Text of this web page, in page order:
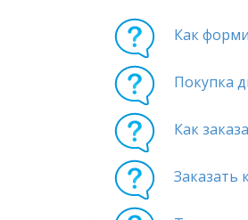
Как
Покупка
Как
Заказать